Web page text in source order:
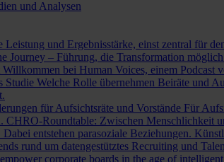
und Analysen
Leistung und Ergebnisstärke, einst zentral für
Journey – Führung, die Transformation
Willkommen bei Human Voices, einem Podcast
Studie Welche Rolle übernehmen Beiräte und
für Aufsichtsräte und Vorstände Für
CHRO-Roundtable: Zwischen Menschlichkeit
entstehen parasoziale Beziehungen.
rund um datengestütztes Recruiting und
corporate boards in the age of